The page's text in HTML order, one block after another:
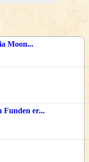
Moon...
Funden er...